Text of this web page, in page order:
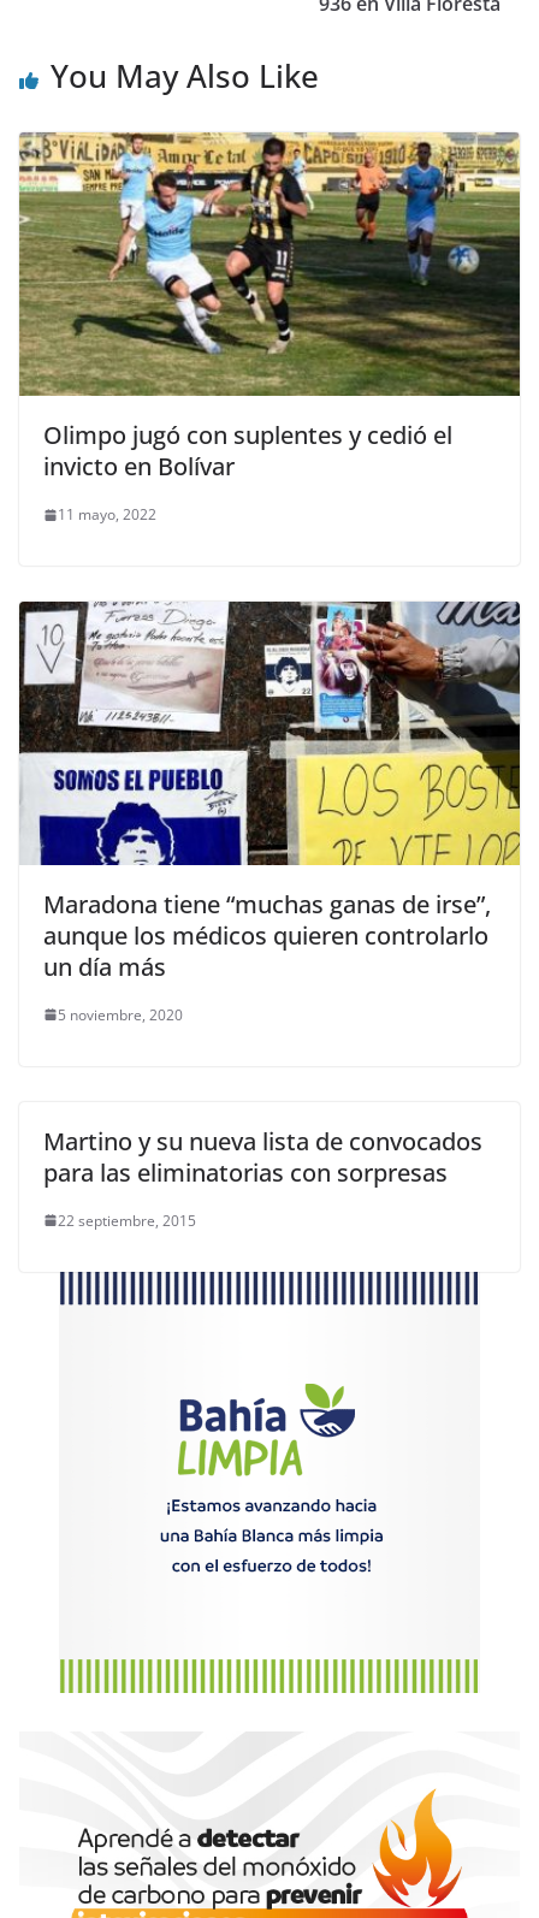
You May Also Like
Olimpo jugó con suplentes y cedió el
invicto en Bolívar
11 mayo, 2022
Maradona tiene “muchas ganas de irse”,
aunque los médicos quieren controlarlo
un día más
5 noviembre, 2020
Martino y su nueva lista de convocados
para las eliminatorias con sorpresas
22 septiembre, 2015